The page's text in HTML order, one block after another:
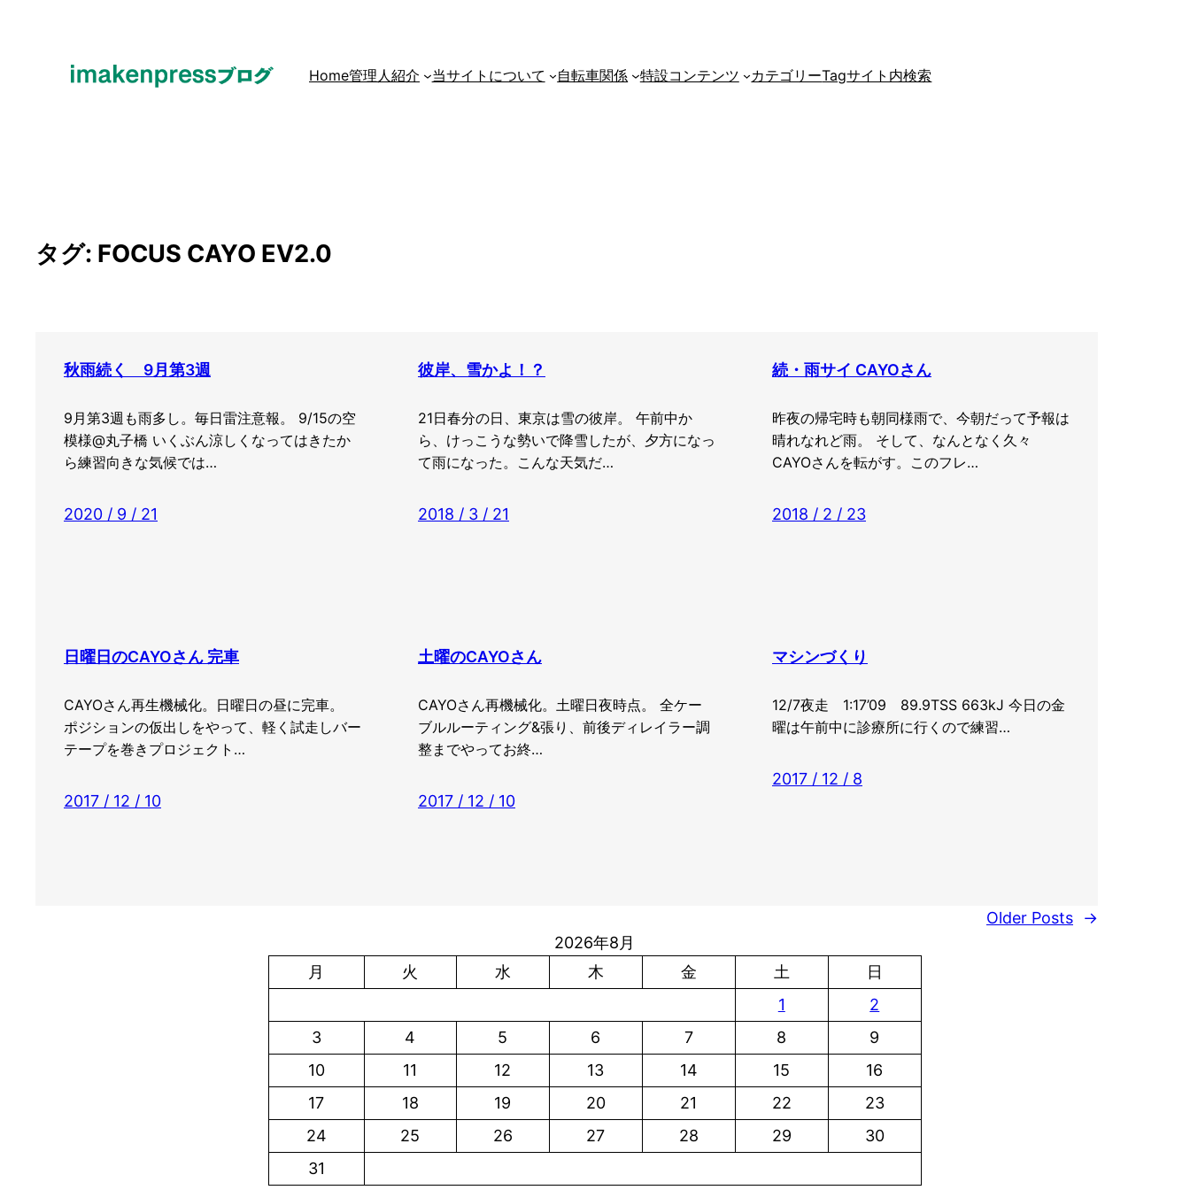
Home管理人紹介 当サイトについて 自転車関係 特設コンテンツ カテゴリーTagサイト内検索
タグ: FOCUS CAYO EV2.0
秋雨続く 9月第3週
9月第3週も雨多し。毎日雷注意報。 9/15の空
模様@丸子橋 いくぶん涼しくなってはきたか
ら練習向きな気候では…
2020 / 9 / 21
彼岸、雪かよ！？
21日春分の日、東京は雪の彼岸。 午前中か
ら、けっこうな勢いで降雪したが、夕方になっ
て雨になった。こんな天気だ…
2018 / 3 / 21
続・雨サイ CAYOさん
昨夜の帰宅時も朝同様雨で、今朝だって予報は
晴れなれど雨。 そして、なんとなく久々
CAYOさんを転がす。このフレ…
2018 / 2 / 23
日曜日のCAYOさん 完車
CAYOさん再生機械化。日曜日の昼に完車。
ポジションの仮出しをやって、軽く試走しバー
テープを巻きプロジェクト…
2017 / 12 / 10
土曜のCAYOさん
CAYOさん再機械化。土曜日夜時点。 全ケー
ブルルーティング&張り、前後ディレイラー調
整までやってお終…
2017 / 12 / 10
マシンづくり
12/7夜走 1:17’09 89.9TSS 663kJ 今日の金
曜は午前中に診療所に行くので練習…
2017 / 12 / 8
Older Posts
→
2026年8月
月
火 水 木 金 土
日
1
2
3
4 5 6 7 8
9
10
11 12 13 14 15
16
17
18 19 20 21 22
23
24
25 26 27 28 29
30
31